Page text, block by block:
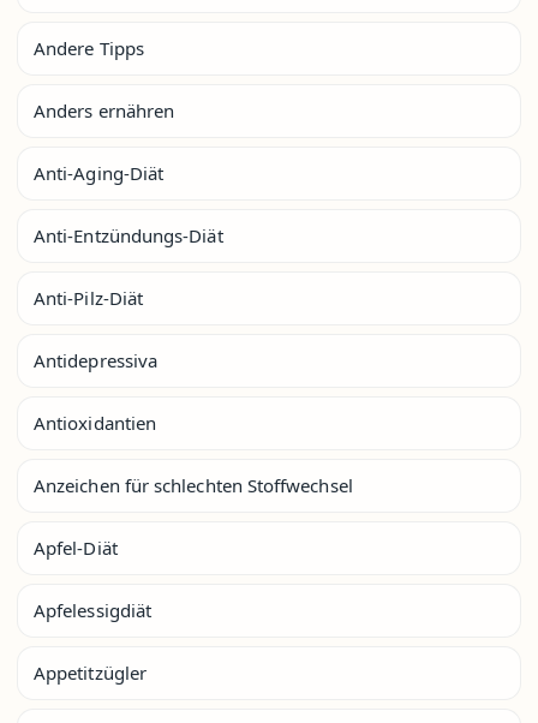
Andere Tipps
Anders ernähren
Anti-Aging-Diät
Anti-Entzündungs-Diät
Anti-Pilz-Diät
Antidepressiva
Antioxidantien
Anzeichen für schlechten Stoffwechsel
Apfel-Diät
Apfelessigdiät
Appetitzügler